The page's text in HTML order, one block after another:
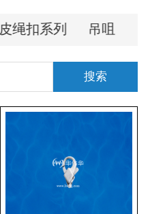
皮绳扣系列 吊咀
搜索